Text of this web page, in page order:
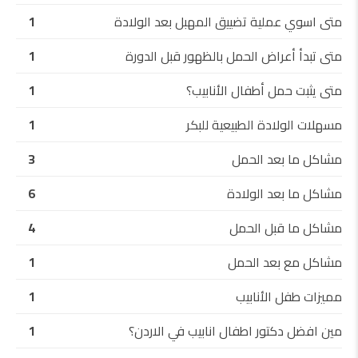
متى اسوي عملية تضييق المهبل بعد الولادة
1
متى تبدأ أعراض الحمل بالظهور قبل الدورة
1
متى يثبت حمل أطفال الأنابيب؟
1
مسهلات الولادة الطبيعية للبكر
1
مشاكل ما بعد الحمل
3
مشاكل ما بعد الولادة
6
مشاكل ما قبل الحمل
4
مشاكل مع بعد الحمل
1
مميزات طفل الأنابيب
1
مين افضل دكتور اطفال انابيب في الاردن؟
1